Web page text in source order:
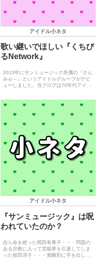
アイドル小ネタ
歌い継いでほしい『くちび
るNetwork』
2013年にサンミュージック所属の『さん
みゅ～』というアイドルグループがデビ
ューしました。当ブログは70年代アイド
について本来取り上げる対象ではありま
アイドル小ネタ
『サンミュージック』は呪
われていたのか？
自ら命を絶った岡田有希子・・・問題の
ある宗教に入って芸能界を引退してしま
った桜田淳子・・・覚醒剤に手を出した